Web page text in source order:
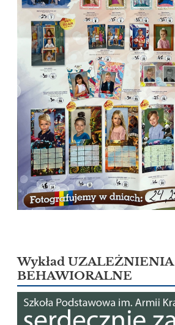
Wykład UZALEŻNIENIA
BEHAWIORALNE